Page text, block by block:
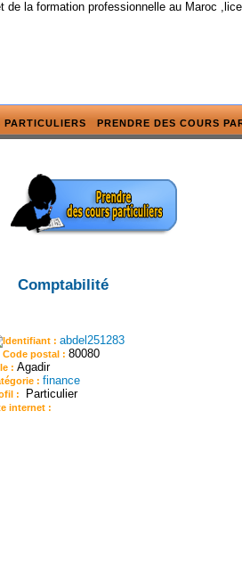
la formation professionnelle au Maroc
PARTICULIERS PRENDRE DES COURS
Comptabilité
Identifiant :abdel251283
Code postal :80080
:Agadir
:finance
: Particulier
internet :